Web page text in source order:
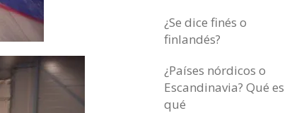
¿Se dice finés o
finlandés?
¿Países nórdicos o
Escandinavia? Qué es
qué